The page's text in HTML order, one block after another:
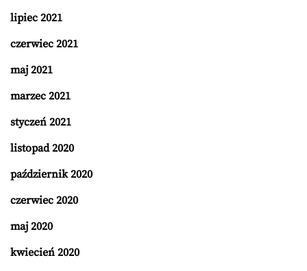
lipiec 2021
czerwiec 2021
maj 2021
marzec 2021
styczeń 2021
listopad 2020
październik 2020
czerwiec 2020
maj 2020
kwiecień 2020